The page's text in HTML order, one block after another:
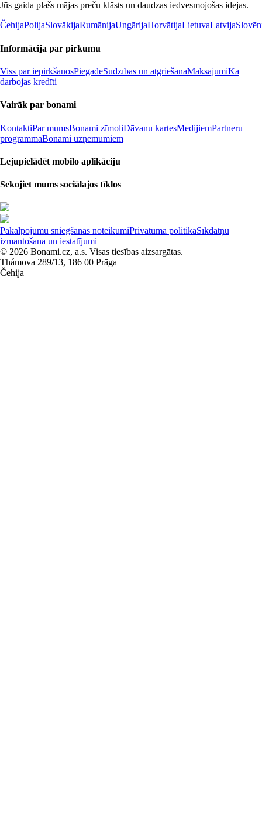
Jūs gaida plašs mājas preču klāsts un daudzas iedvesmojošas idejas.
ČehijaPolijaSlovākijaRumānijaUngārijaHorvātijaLietuvaLatvija
Informācija par pirkumu
Viss par iepirkšanosPiegādeSūdzības un atgriešanaMaksājumiKā
darbojas kredīti
Vairāk par bonami
KontaktiPar mumsBonami zīmoliDāvanu kartesMedijiemPartneru
programmaBonami uzņēmumiem
Lejupielādēt mobilo aplikāciju
Sekojiet mums sociālajos tīklos
Pakalpojumu sniegšanas noteikumiPrivātuma politikaSīkdatņu
izmantošana un iestatījumi
© 2026 Bonami.cz, a.s. Visas tiesības aizsargātas.
Thámova 289/13, 186 00 Prāga
Čehija